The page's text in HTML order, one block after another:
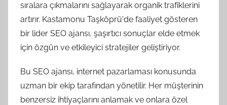
sıralara çıkmalarını sağlayarak organik trafiklerini
artırır. Kastamonu Taşköprü'de faaliyet gösteren
bir lider SEO ajansı, şaşırtıcı sonuçlar elde etmek
için özgün ve etkileyici stratejiler geliştiriyor.
Bu SEO ajansı, internet pazarlaması konusunda
uzman bir ekip tarafından yönetilir. Her müşterinin
benzersiz ihtiyaçlarını anlamak ve onlara özel